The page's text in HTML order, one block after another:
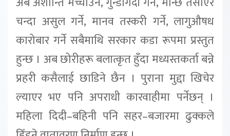
चन्दा असुल गर्ने, मानव तस्करी गर्ने, लागुऔषध
कारोबार गर्ने सबैमाथि सरकार कडा रूपमा प्रस्तुत
हुन्छ । अब छोरीहरू बलात्कृत हुँदा मध्यस्तकर्ता बन्ने
प्रहरी कसैलाई छाडिने छैन । पुराना मुद्दा खिचेर
ल्याएर भए पनि अपराधी कारवाहीमा पर्नेछन् ।
महिला दिदी–बहिनी पनि सहर–बजारमा ढुक्कले